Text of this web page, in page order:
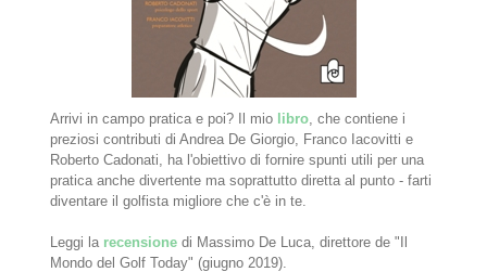
Arrivi in campo pratica e poi? Il mio libro , che contiene i
preziosi contributi di Andrea De Giorgio, Franco Iacovitti e
Roberto Cadonati, ha l'obiettivo di fornire spunti utili per una
pratica anche divertente ma soprattutto diretta al punto - farti
diventare il golfista migliore che c'è in te.
Leggi la recensione di Massimo De Luca, direttore de "Il
Mondo del Golf Today" (giugno 2019).